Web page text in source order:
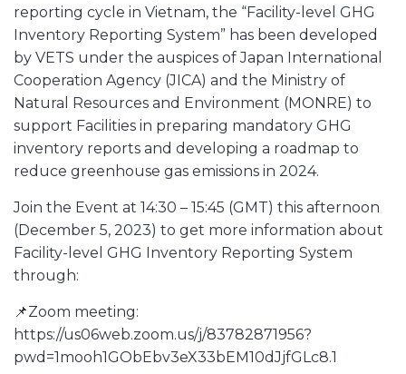
reporting cycle in Vietnam, the “Facility-level GHG
Inventory Reporting System” has been developed
by VETS under the auspices of Japan International
Cooperation Agency (JICA) and the Ministry of
Natural Resources and Environment (MONRE) to
support Facilities in preparing mandatory GHG
inventory reports and developing a roadmap to
reduce greenhouse gas emissions in 2024.
Join the Event at 14:30 – 15:45 (GMT) this afternoon
(December 5, 2023) to get more information about
Facility-level GHG Inventory Reporting System
through:
📌Zoom meeting:
https://us06web.zoom.us/j/83782871956?
pwd=1mooh1GObEbv3eX33bEM10dJjfGLc8.1